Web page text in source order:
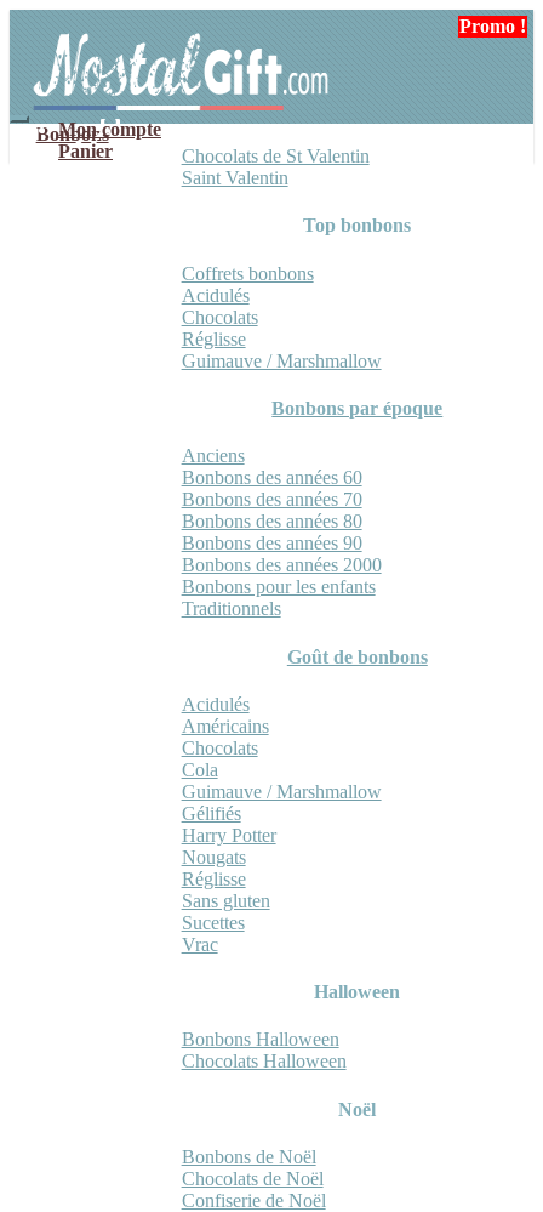
navigation
contenu
Mon compte
Panier
Bonbons
Chocolats de St Valentin
Saint Valentin
Top bonbons
Coffrets bonbons
Acidulés
Chocolats
Réglisse
Guimauve / Marshmallow
Bonbons par époque
Anciens
Bonbons des années 60
Bonbons des années 70
Bonbons des années 80
Bonbons des années 90
Bonbons des années 2000
Bonbons pour les enfants
Traditionnels
Goût de bonbons
Acidulés
Américains
Chocolats
Cola
Guimauve / Marshmallow
Gélifiés
Harry Potter
Nougats
Réglisse
Sans gluten
Sucettes
Vrac
Halloween
Bonbons Halloween
Chocolats Halloween
Noël
Bonbons de Noël
Chocolats de Noël
Confiserie de Noël
Promo !
Promo !